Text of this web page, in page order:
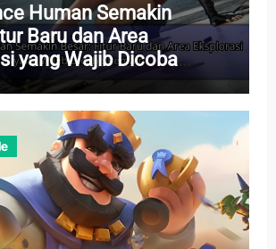
Human Semakin
Baru dan Area
yang Wajib Dicoba